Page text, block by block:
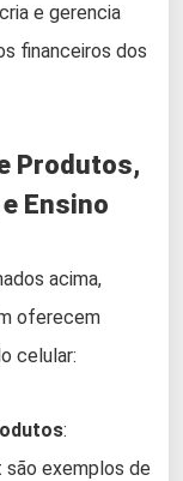
e gerencia
financeiros dos
Produtos,
Ensino
acima,
oferecem
celular:
:
são exemplos de